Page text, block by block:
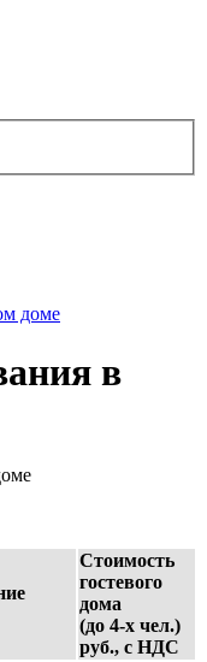
доме
в
Стоимость
гостевого
дома
(до 4-х чел.)
руб., с НДС